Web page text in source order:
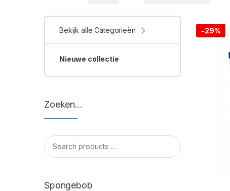
-29%
Bekijk alle Categorieën
Nieuwe collectie
Zoeken…
Spongebob